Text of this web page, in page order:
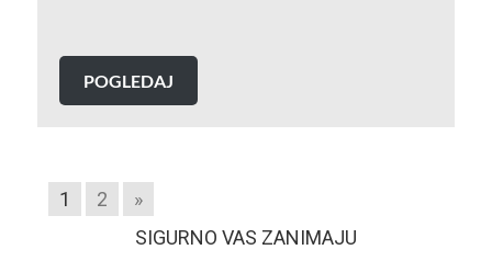
POGLEDAJ
1 2
»
SIGURNO VAS ZANIMAJU